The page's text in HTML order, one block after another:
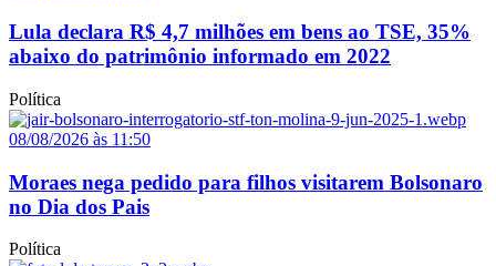
Lula declara R$ 4,7 milhões em bens ao TSE, 35%
abaixo do patrimônio informado em 2022
Política
08/08/2026 às 11:50
Moraes nega pedido para filhos visitarem Bolsonaro
no Dia dos Pais
Política